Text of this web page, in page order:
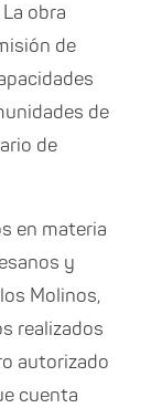
obra
de
de
de
en materia
y
Molinos,
realizados
autorizado
cuenta